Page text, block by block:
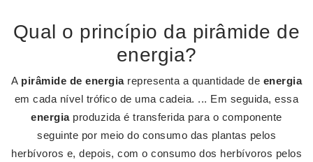
Qual o princípio da pirâmide de
energia?
A pirâmide de energiarepresenta a quantidade de energia
em cada nível trófico de uma cadeia. ... Em seguida, essa
energiaproduzida é transferida para o componente
seguinte por meio do consumo das plantas pelos
herbívoros e, depois, com o consumo dos herbívoros pelos